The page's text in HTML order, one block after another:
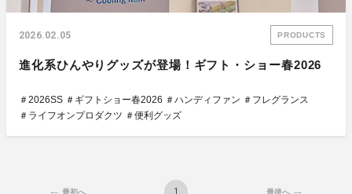
2026.02.05 PRODUCTS
進化系ひんやりグッズが登場！ギフト・ショー春2026
＃2026SS ＃ギフトショー春2026 ＃ハンディファン ＃フレグランス
＃ライフオンプロダクツ ＃便利グッズ
最初へ 1 最後へ